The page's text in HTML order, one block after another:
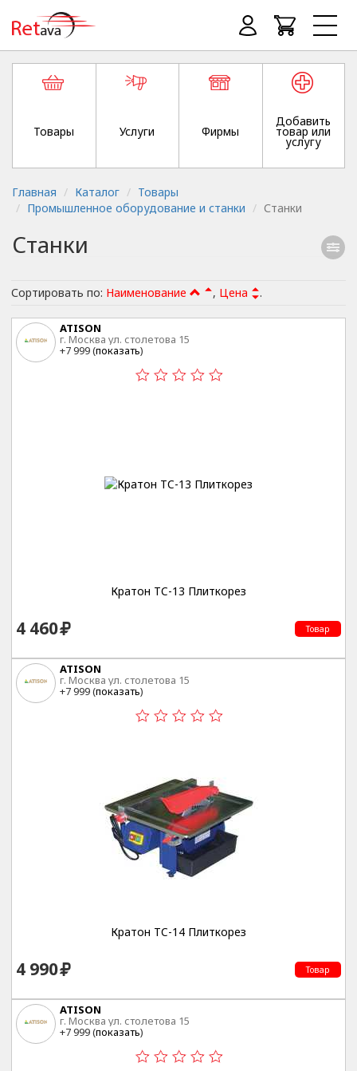
Товары Услуги Фирмы
Добавить
товар или
услугу
Главная Каталог
Товары
Промышленное оборудование и станки
Станки
Станки
Сортировать по: Наименование , Цена .
ATISON
г. Москва ул. столетова 15
+7 999 (показать)
Кратон TC-13 Плиткорез
4 460 Товар
ATISON
г. Москва ул. столетова 15
+7 999 (показать)
Кратон TC-14 Плиткорез
4 990 Товар
ATISON
г. Москва ул. столетова 15
+7 999 (показать)